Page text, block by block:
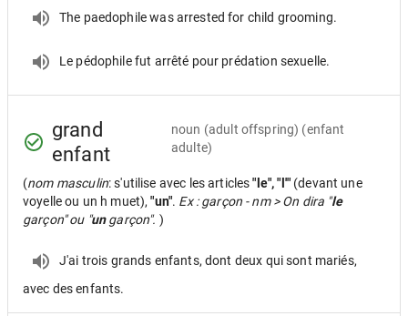
The paedophile was arrested for child grooming.
Le pédophile fut arrêté pour prédation sexuelle.
grand
enfant
noun (adult offspring) (enfant
adulte)
(nom masculin: s'utilise avec les articles"le", "l'" (devant une
voyelle ou un h muet),"un". Ex : garçon - nm > On dira "le
garçon" ou "ungarçon". )
J'ai trois grands enfants, dont deux qui sont mariés,
avec des enfants.